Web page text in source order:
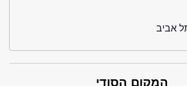
אביב
המקום הסודי